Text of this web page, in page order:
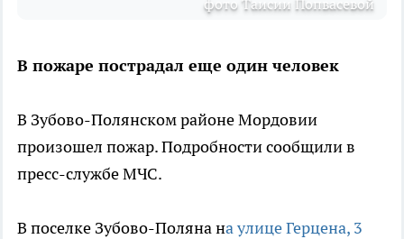
В пожаре пострадал еще один человек
В Зубово-Полянском районе Мордовии
произошел пожар. Подробности сообщили в
пресс-службе МЧС.
В поселке Зубово-Поляна на улице Герцена, 3